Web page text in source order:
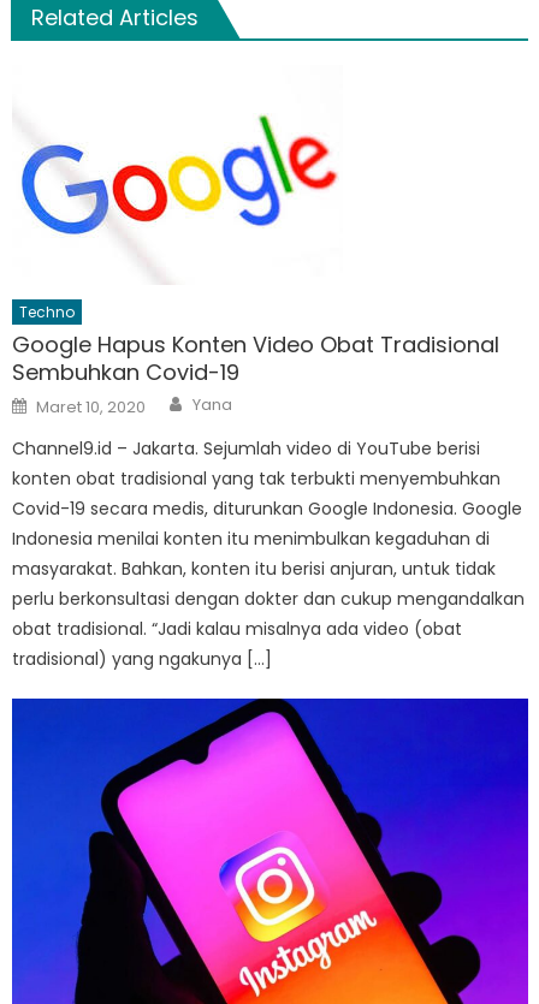
Related Articles
Techno
Google Hapus Konten Video Obat Tradisional
Sembuhkan Covid-19
Posted
on
Maret 10, 2020 Author
Yana
Channel9.id – Jakarta. Sejumlah video di YouTube berisi
konten obat tradisional yang tak terbukti menyembuhkan
Covid-19 secara medis, diturunkan Google Indonesia. Google
Indonesia menilai konten itu menimbulkan kegaduhan di
masyarakat. Bahkan, konten itu berisi anjuran, untuk tidak
perlu berkonsultasi dengan dokter dan cukup mengandalkan
obat tradisional. “Jadi kalau misalnya ada video (obat
tradisional) yang ngakunya […]